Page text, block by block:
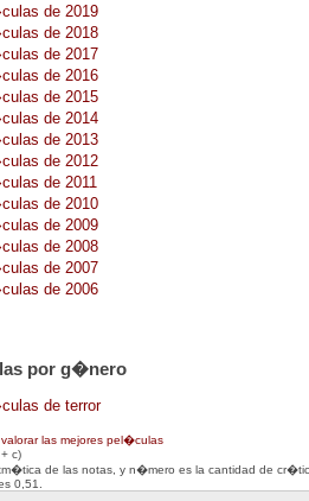
de 2019
de 2018
de 2017
de 2016
de 2015
de 2014
de 2013
de 2012
de 2011
de 2010
de 2009
de 2008
de 2007
de 2006
por g�nero
de terror
las mejores pel�culas
c)
de las notas, y n�mero es la cantidad de
0,51.